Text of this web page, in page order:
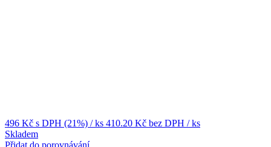
496 Kč s DPH (21%) / ks 410.20 Kč bez DPH / ks
Skladem